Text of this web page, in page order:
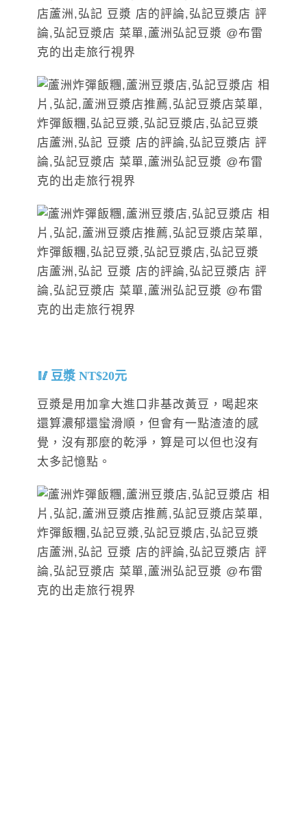
豆漿 NT$20元
豆漿是用加拿大進口非基改黃豆，喝起來
還算濃郁還蠻滑順，但會有一點渣渣的感
覺，沒有那麼的乾淨，算是可以但也沒有
太多記憶點。